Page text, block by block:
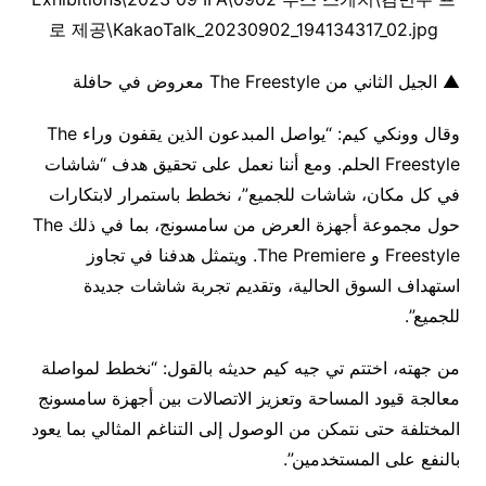
▲ الجيل الثاني من The Freestyle معروض في حافلة
وقال وونكي كيم: “يواصل المبدعون الذين يقفون وراء The
Freestyle الحلم. ومع أننا نعمل على تحقيق هدف “شاشات
في كل مكان، شاشات للجميع”، نخطط باستمرار لابتكارات
حول مجموعة أجهزة العرض من سامسونج، بما في ذلك The
Freestyle و The Premiere. ويتمثل هدفنا في تجاوز
استهداف السوق الحالية، وتقديم تجربة شاشات جديدة
للجميع”.
من جهته، اختتم تي جيه كيم حديثه بالقول: “نخطط لمواصلة
معالجة قيود المساحة وتعزيز الاتصالات بين أجهزة سامسونج
المختلفة حتى نتمكن من الوصول إلى التناغم المثالي بما يعود
بالنفع على المستخدمين”.